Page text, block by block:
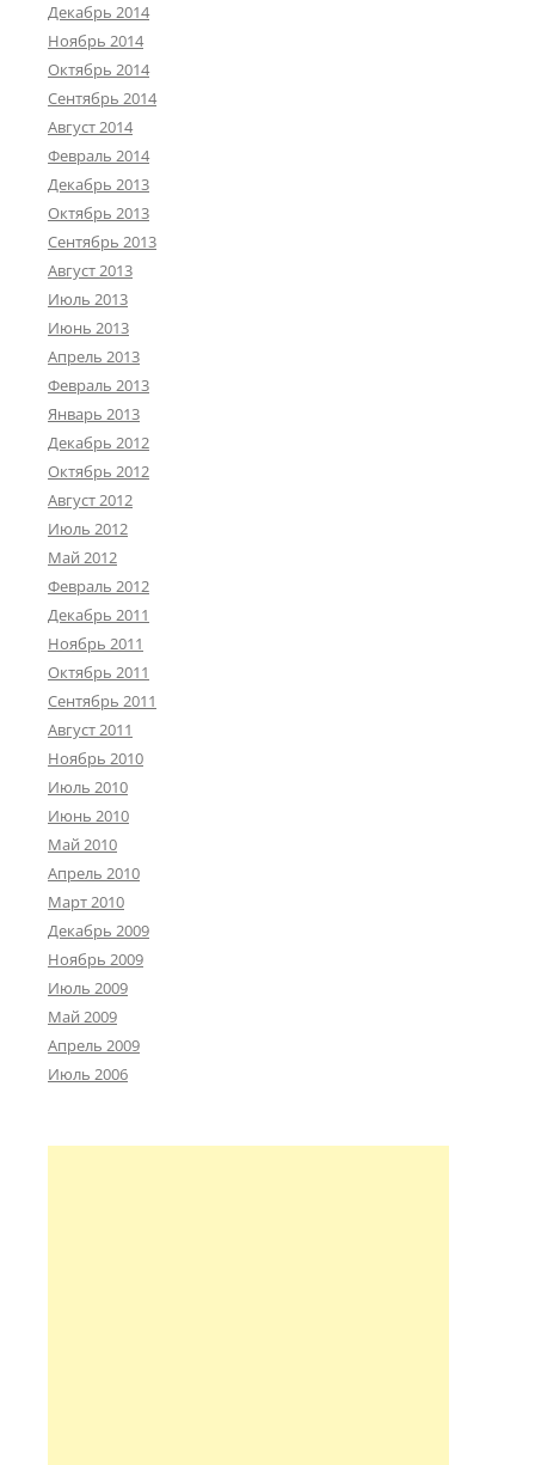
Декабрь 2014
Ноябрь 2014
Октябрь 2014
Сентябрь 2014
Август 2014
Февраль 2014
Декабрь 2013
Октябрь 2013
Сентябрь 2013
Август 2013
Июль 2013
Июнь 2013
Апрель 2013
Февраль 2013
Январь 2013
Декабрь 2012
Октябрь 2012
Август 2012
Июль 2012
Май 2012
Февраль 2012
Декабрь 2011
Ноябрь 2011
Октябрь 2011
Сентябрь 2011
Август 2011
Ноябрь 2010
Июль 2010
Июнь 2010
Май 2010
Апрель 2010
Март 2010
Декабрь 2009
Ноябрь 2009
Июль 2009
Май 2009
Апрель 2009
Июль 2006